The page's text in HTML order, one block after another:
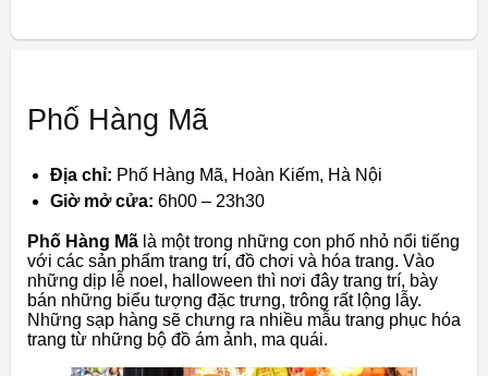
Phố Hàng Mã
Địa chỉ: Phố Hàng Mã, Hoàn Kiếm, Hà Nội
Giờ mở cửa: 6h00 – 23h30
Phố Hàng Mã là một trong những con phố nhỏ nổi tiếng
với các sản phẩm trang trí, đồ chơi và hóa trang. Vào
những dịp lễ noel, halloween thì nơi đây trang trí, bày
bán những biểu tượng đặc trưng, trông rất lộng lẫy.
Những sạp hàng sẽ chưng ra nhiều mẫu trang phục hóa
trang từ những bộ đồ ám ảnh, ma quái.